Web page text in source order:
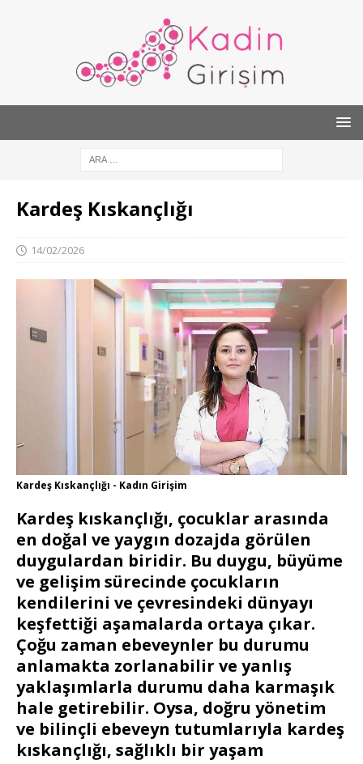
Kardeş Kıskançlığı
14/02/2026
Kardeş Kıskançlığı - Kadın Girişim
Kardeş kıskançlığı, çocuklar arasında
en doğal ve yaygın dozajda görülen
duygulardan biridir. Bu duygu, büyüme
ve gelişim sürecinde çocukların
kendilerini ve çevresindeki dünyayı
keşfettiği aşamalarda ortaya çıkar.
Çoğu zaman ebeveynler bu durumu
anlamakta zorlanabilir ve yanlış
yaklaşımlarla durumu daha karmaşık
hale getirebilir. Oysa, doğru yönetim
ve bilinçli ebeveyn tutumlarıyla kardeş
kıskançlığı, sağlıklı bir yaşam